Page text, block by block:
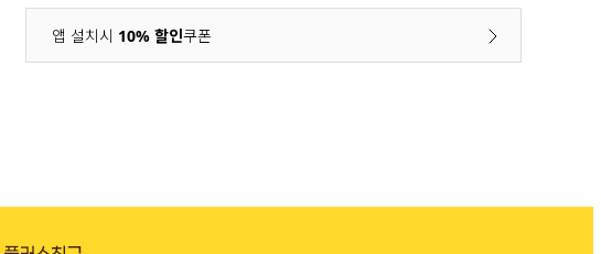
앱 설치시 10% 할인쿠폰